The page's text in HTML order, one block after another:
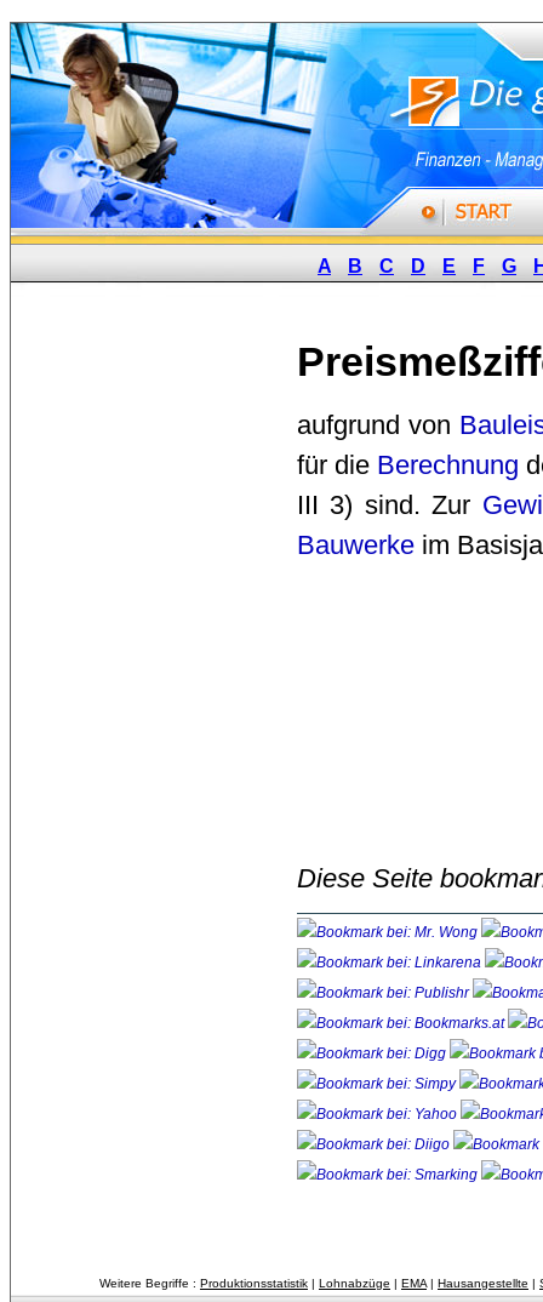
A B C D E F G
aufgrund von
für die Berechnung
III 3) sind. Zur
Bauwerke im
Diese Seite
Weitere Begriffe : Produktionsstatistik | Lohnabzüge | EMA | Hausangestellte |